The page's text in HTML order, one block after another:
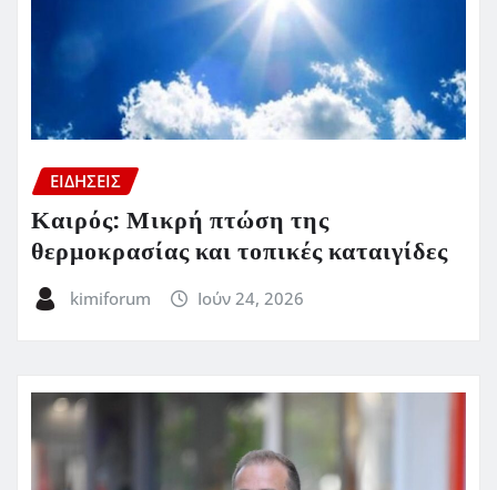
ΕΙΔΗΣΕΙΣ
Καιρός: Μικρή πτώση της
θερμοκρασίας και τοπικές καταιγίδες
kimiforum Ιούν 24, 2026